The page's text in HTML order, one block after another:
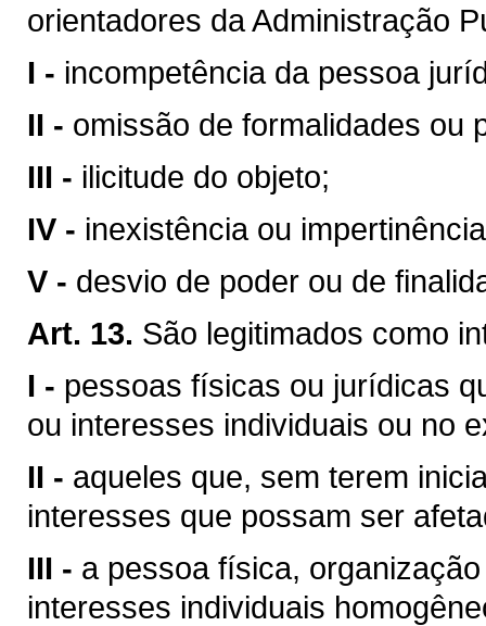
orientadores da Administração
I - incompetência da pessoa
II - omissão de formalidades ou
III - ilicitude do objeto;
IV - inexistência ou
V - desvio de poder ou de
Art. 13. São legitimados como
I - pessoas físicas ou jurídicas
ou interesses individuais ou no
II - aqueles que, sem terem
interesses que possam ser
III - a pessoa física,
interesses individuais